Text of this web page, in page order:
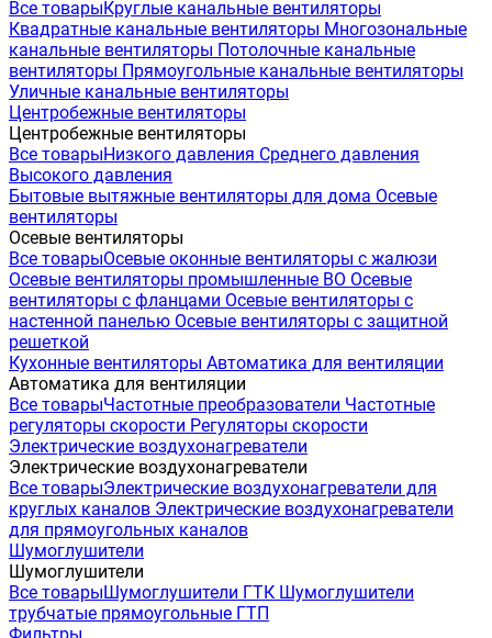
Все товарыКруглые канальные вентиляторы
Квадратные канальные вентиляторы Многозональные
канальные вентиляторы Потолочные канальные
вентиляторы Прямоугольные канальные вентиляторы
Уличные канальные вентиляторы
Центробежные вентиляторы
Центробежные вентиляторы
Все товарыНизкого давления Среднего давления
Высокого давления
Бытовые вытяжные вентиляторы для дома Осевые
вентиляторы
Осевые вентиляторы
Все товарыОсевые оконные вентиляторы с жалюзи
Осевые вентиляторы промышленные ВО Осевые
вентиляторы с фланцами Осевые вентиляторы с
настенной панелью Осевые вентиляторы с защитной
решеткой
Кухонные вентиляторы Автоматика для вентиляции
Автоматика для вентиляции
Все товарыЧастотные преобразователи Частотные
регуляторы скорости Регуляторы скорости
Электрические воздухонагреватели
Электрические воздухонагреватели
Все товарыЭлектрические воздухонагреватели для
круглых каналов Электрические воздухонагреватели
для прямоугольных каналов
Шумоглушители
Шумоглушители
Все товарыШумоглушители ГТК Шумоглушители
трубчатые прямоугольные ГТП